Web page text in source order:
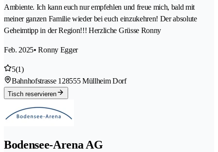
Ambiente. Ich kann euch nur empfehlen und freue mich, bald mit
meiner ganzen Familie wieder bei euch einzukehren! Der absolute
Geheimtipp in der Region!!! Herzliche Grüsse Ronny
Feb. 2025• Ronny Egger
5(1)
Bahnhofstrasse 128555 Müllheim Dorf
Tisch reservieren
Bodensee-Arena AG